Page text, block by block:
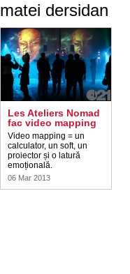
matei dersidan
Les Ateliers Nomad
fac video mapping
Video mapping = un
calculator, un soft, un
proiector și o latură
emoțională.
06 Mar 2013